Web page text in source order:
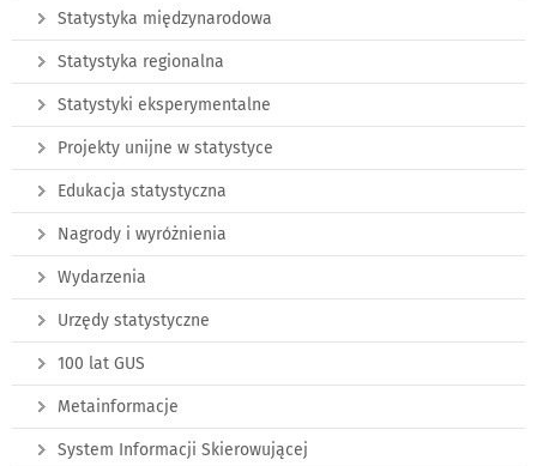
Statystyka międzynarodowa
Statystyka regionalna
Statystyki eksperymentalne
Projekty unijne w statystyce
Edukacja statystyczna
Nagrody i wyróżnienia
Wydarzenia
Urzędy statystyczne
100 lat GUS
Metainformacje
System Informacji Skierowującej